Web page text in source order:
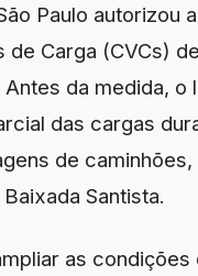
Paulo autorizou
de Carga (CVCs)
da medida,
das cargas
de
Santista.
as